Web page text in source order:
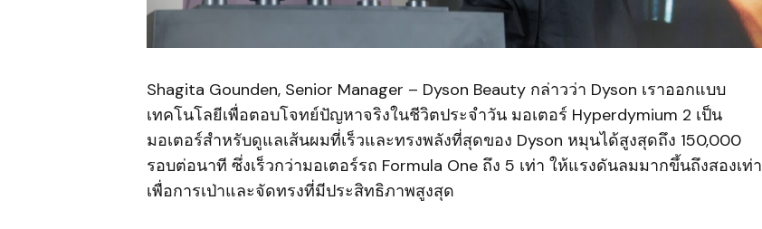
Shagita Gounden, Senior Manager – Dyson Beauty กล่าวว่า Dyson เราออกแบบ
เทคโนโลยีเพื่อตอบโจทย์ปัญหาจริงในชีวิตประจำวัน มอเตอร์ Hyperdymium 2 เป็น
มอเตอร์สำหรับดูแลเส้นผมที่เร็วและทรงพลังที่สุดของ Dyson หมุนได้สูงสุดถึง 150,000
รอบต่อนาที ซึ่งเร็วกว่ามอเตอร์รถ Formula One ถึง 5 เท่า ให้แรงดันลมมากขึ้นถึงสองเท่า
เพื่อการเป่าและจัดทรงที่มีประสิทธิภาพสูงสุด